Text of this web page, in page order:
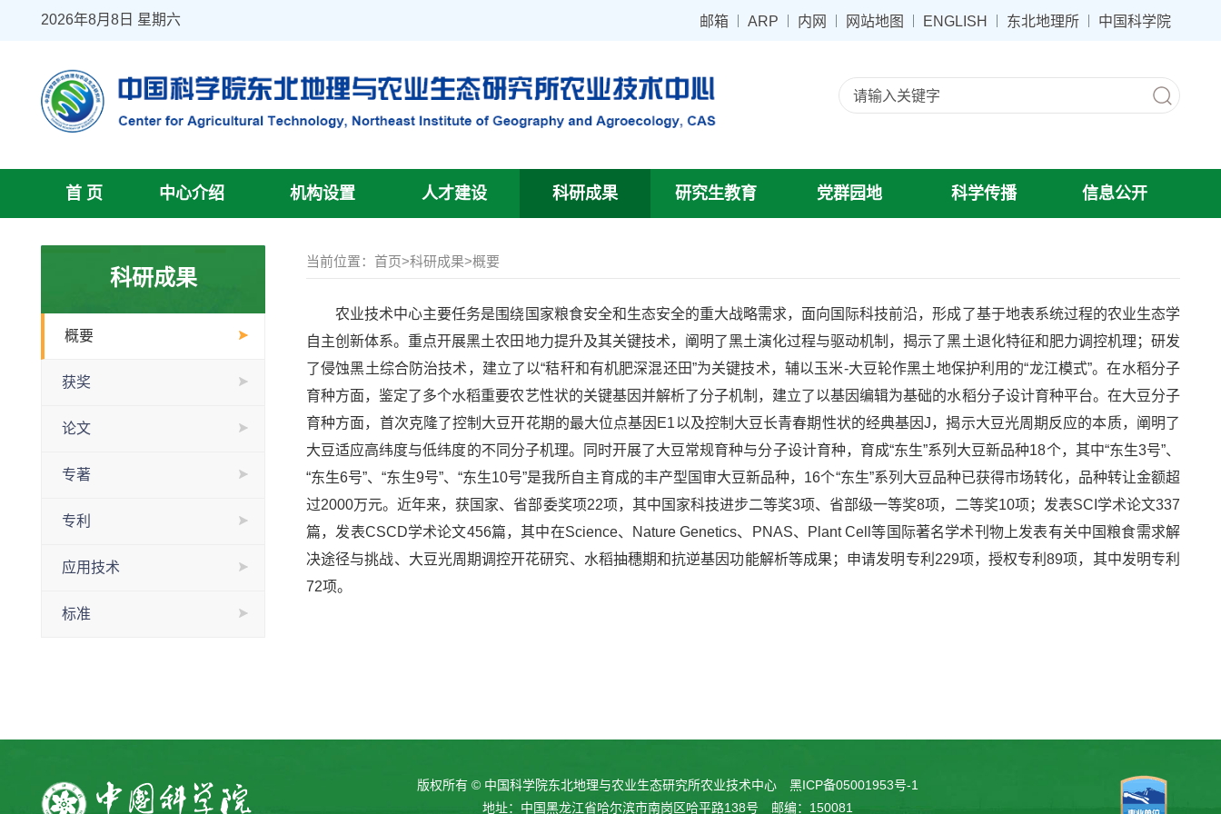
2026年8月8日 星期六 邮箱 ARP 内网 网站地图 ENGLISH 东北地理所 中国科学院
首 页 中心介绍 机构设置 人才建设 科研成果 研究生教育 党群园地 科学传播 信息公开
科研成果
概要
获奖
论文
专著
专利
应用技术
标准
当前位置： 首页>科研成果>概要
农业技术中心主要任务是围绕国家粮食安全和生态安全的重大战略需求，面向国际科技前沿，形成了基于地表系统过程的农业生态学
自主创新体系。重点开展黑土农田地力提升及其关键技术，阐明了黑土演化过程与驱动机制，揭示了黑土退化特征和肥力调控机理；研发
了侵蚀黑土综合防治技术，建立了以“秸秆和有机肥深混还田”为关键技术，辅以玉米-大豆轮作黑土地保护利用的“龙江模式”。在水稻分子
育种方面，鉴定了多个水稻重要农艺性状的关键基因并解析了分子机制，建立了以基因编辑为基础的水稻分子设计育种平台。在大豆分子
育种方面，首次克隆了控制大豆开花期的最大位点基因E1以及控制大豆长青春期性状的经典基因J，揭示大豆光周期反应的本质，阐明了
大豆适应高纬度与低纬度的不同分子机理。同时开展了大豆常规育种与分子设计育种，育成“东生”系列大豆新品种18个，其中“东生3号”、
“东生6号”、“东生9号”、“东生10号”是我所自主育成的丰产型国审大豆新品种，16个“东生”系列大豆品种已获得市场转化，品种转让金额超
过2000万元。近年来，获国家、省部委奖项22项，其中国家科技进步二等奖3项、省部级一等奖8项，二等奖10项；发表SCI学术论文337
篇，发表CSCD学术论文456篇，其中在Science、Nature Genetics、PNAS、Plant Cell等国际著名学术刊物上发表有关中国粮食需求解
决途径与挑战、大豆光周期调控开花研究、水稻抽穗期和抗逆基因功能解析等成果；申请发明专利229项，授权专利89项，其中发明专利
72项。
版权所有 © 中国科学院东北地理与农业生态研究所农业技术中心 黑ICP备05001953号-1
地址：中国黑龙江省哈尔滨市南岗区哈平路138号 邮编：150081